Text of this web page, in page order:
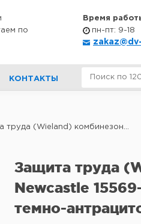
по
Время
пн-пт: 9-18
КОНТАКТЫ
труда (Wieland) комбинезон...
Защита труда
Newcastle
темно-